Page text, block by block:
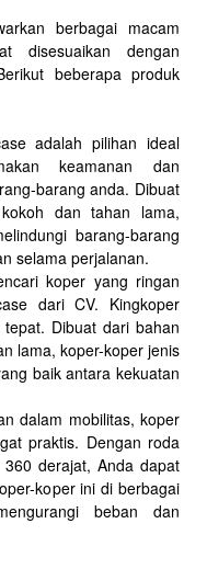
berbagai macam
disesuaikan dengan
beberapa produk
adalah pilihan ideal
keamanan dan
barang anda. Dibuat
dan tahan lama,
barang-barang
selama perjalanan.
koper yang ringan
dari CV. Kingkoper
Dibuat dari bahan
lama, koper-koper jenis
baik antara kekuatan
dalam mobilitas, koper
praktis. Dengan roda
derajat, Anda dapat
koper ini di berbagai
beban dan